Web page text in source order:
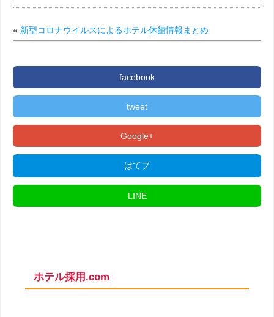
« 新型コロナウイルスによるホテル休館情報まとめ
facebook
tweet
Google+
はてブ
LINE
ホテル採用.com